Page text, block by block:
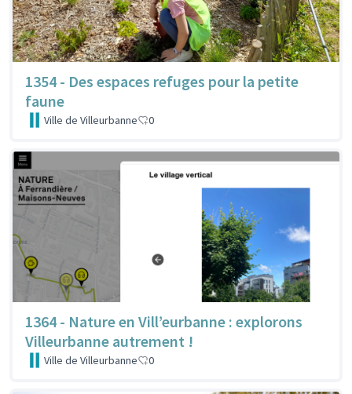
1354 - Des espaces refuges pour la petite
faune
Ville de Villeurbanne 0
1364 - Nature en Vill’eurbanne : explorons
Villeurbanne autrement !
Ville de Villeurbanne 0